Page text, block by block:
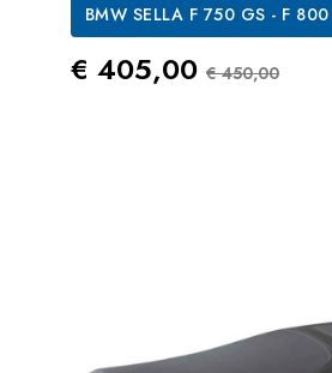
BMW SELLA F 750 GS - F
Prezzo
€ 405,00 Prezzo
€ 450,00